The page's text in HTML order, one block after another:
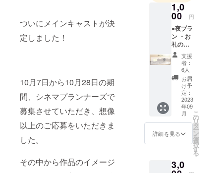
ついにメインキャストが決
定しました！
10月7日から10月28日の期
間、シネマプランナーズで
募集させていただき、想像
以上のご応募をいただきま
した。
その中から作品のイメージ
1,0
00 円
●夜プラ
ン ・お
礼の
メール
・エン
ドロー
ルクレ
ジット
(小)
（ご支
援時、
必ず備
考欄に
ご希望
のお名
前
クネー
ム可）
支援
者：
6人
お届
け予
定：
2023
年09
月
詳細を見る
こ
の
リ
タ
ー
ン
を
選
択
す
る
3,0